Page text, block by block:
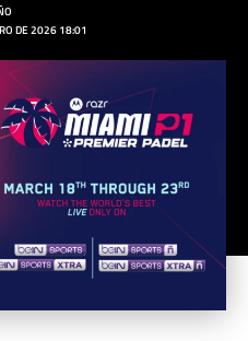
DE 2026 18:01